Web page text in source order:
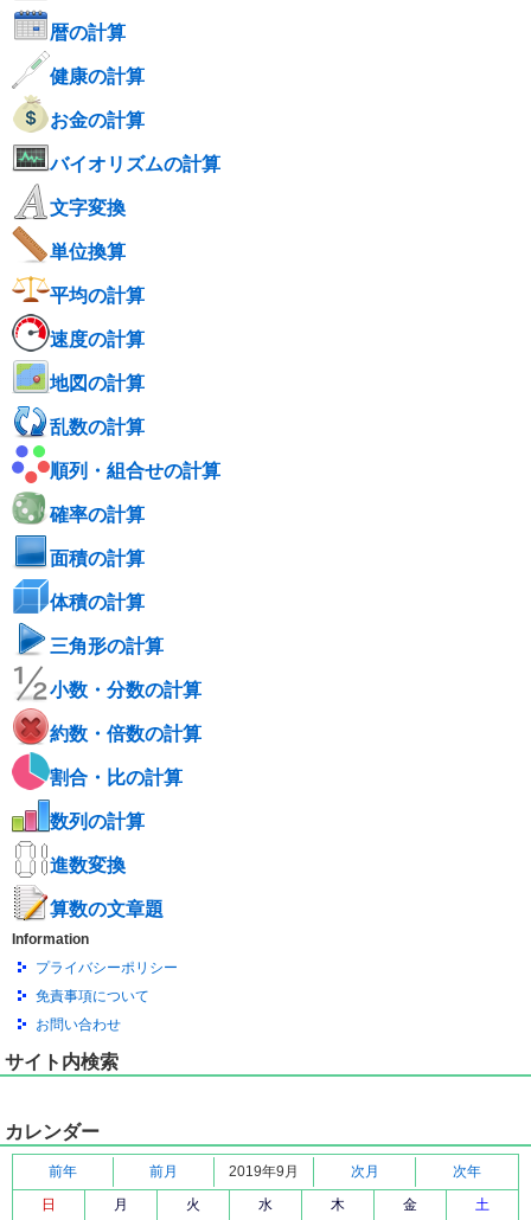
暦の計算
健康の計算
お金の計算
バイオリズムの計算
文字変換
単位換算
平均の計算
速度の計算
地図の計算
乱数の計算
順列・組合せの計算
確率の計算
面積の計算
体積の計算
三角形の計算
小数・分数の計算
約数・倍数の計算
割合・比の計算
数列の計算
進数変換
算数の文章題
Information
プライバシーポリシー
免責事項について
お問い合わせ
サイト内検索
カレンダー
前年 前月 2019年9月 次月
次年
日
月 火 水 木 金 土